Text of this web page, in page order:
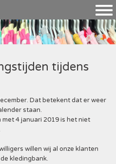
tijdens
Dat betekent dat er weer
staan.
4 januari 2019 is het niet
willen wij al onze klanten
kledingbank.